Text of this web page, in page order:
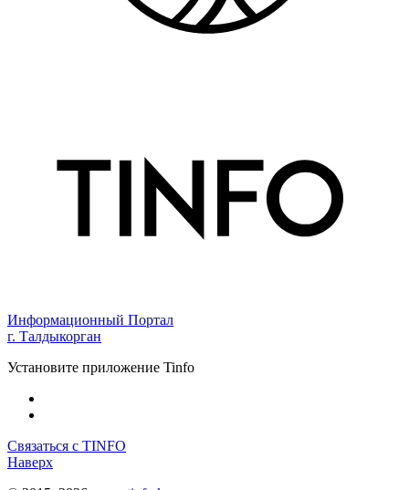
Информационный Портал
г. Талдыкорган
Установите приложение Tinfo
Связаться с TINFO
Наверх